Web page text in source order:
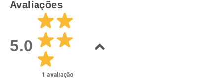
Laboratório
Por Menos
Avaliações
5.0
1 avaliação